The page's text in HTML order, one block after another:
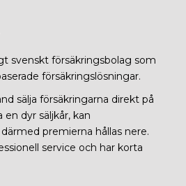
svenskt försäkringsbolag som
försäkringslösningar.
sälja försäkringarna direkt på
dyr säljkår, kan
premierna hållas nere.
service och har korta